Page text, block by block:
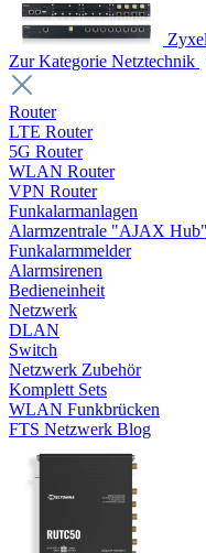
Zur Kategorie Netztechnik
Router
LTE Router
5G Router
WLAN Router
VPN Router
Funkalarmanlagen
Alarmzentrale "AJAX Hub"
Funkalarmmelder
Alarmsirenen
Bedieneinheit
Netzwerk
DLAN
Switch
Netzwerk Zubehör
Komplett Sets
WLAN Funkbrücken
FTS Netzwerk Blog